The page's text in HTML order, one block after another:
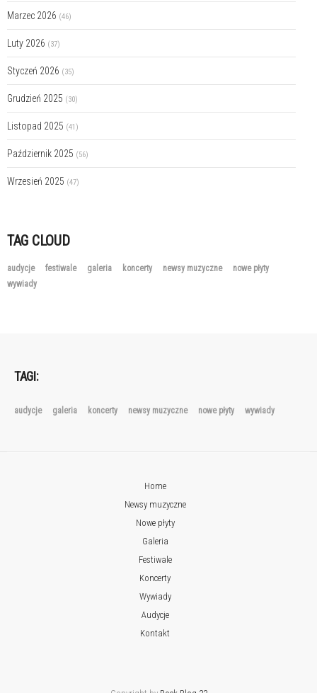
Marzec 2026 (46)
Luty 2026 (37)
Styczeń 2026 (35)
Grudzień 2025 (30)
Listopad 2025 (41)
Październik 2025 (56)
Wrzesień 2025 (47)
TAG CLOUD
audycje festiwale galeria koncerty newsy muzyczne
nowe płyty
wywiady
TAGI:
audycje galeria koncerty newsy muzyczne nowe płyty wywiady
Home
Newsy muzyczne
Nowe płyty
Galeria
Festiwale
Koncerty
Wywiady
Audycje
Kontakt